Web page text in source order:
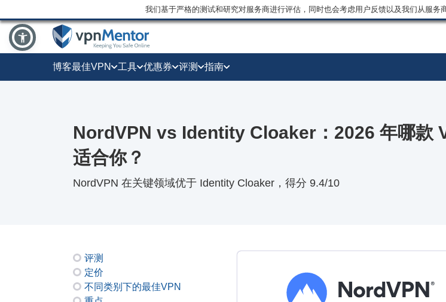
我们基于严格的测试和研究对服务商进行评估，同时也会考虑用户反馈以及我们从服务
博客最佳VPN 工具 优惠券 评测 指南
NordVPN vs Identity Cloaker：2026 年哪款
适合你？
NordVPN 在关键领域优于 Identity Cloaker，得分 9.4/10
评测
定价
不同类别下的最佳VPN